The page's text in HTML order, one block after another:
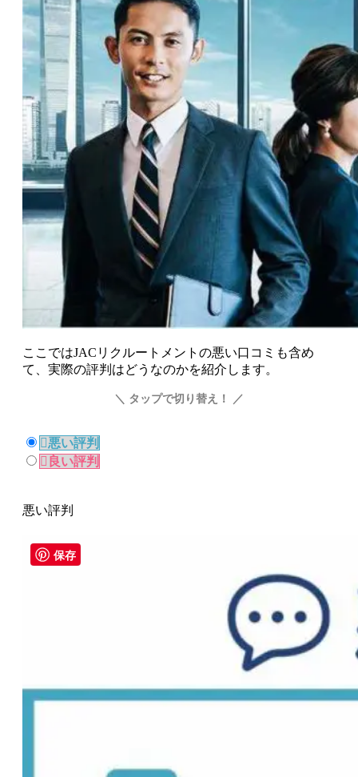
ここではJACリクルートメントの悪い口コミも含め
て
実際の評判 はどうなのかを紹介します。
＼ タップで切り替え！ ／
悪い評判
良い評判
悪い評判
保存